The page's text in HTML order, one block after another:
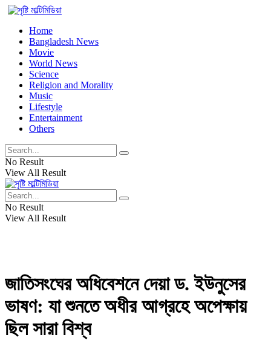
Home
Bangladesh News
Movie
World News
Science
Religion and Morality
Music
Lifestyle
Entertainment
Others
No Result
View All Result
No Result
View All Result
জাতিসংঘের অধিবেশনে দেয়া ড. ইউনুসের
ভাষণ: যা শুনতে অধীর আগ্রহে অপেক্ষায়
ছিল সারা বিশ্ব